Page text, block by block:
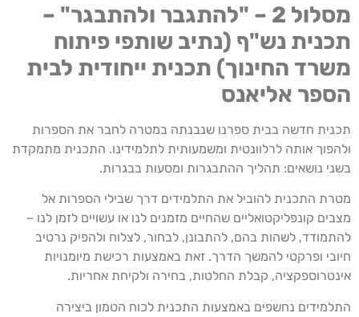
מסלול 2 – "להתגבר ולהתבגר" –
תכנית נש"ף (נתיב שותפי פיתוח
משרד החינוך) תכנית ייחודית לבית
הספר אליאנס
תכנית חדשה בבית ספרנו שנבנתה במטרה לחבר את הספרות
ולהפוך אותה לרלוונטית ומשמעותית לתלמידינו. התכנית מתמקדת
בשני נושאים: תהליך ההתבגרות ומסעות בבגרות.
מטרת התכנית להוביל את התלמידים דרך שבילי הספרות אל
מצבים קונפליקטואליים שהחיים מזמנים לנו או עשויים לזמן לנו –
להתמודד, לשהות בהם, להתבונן, לבחור, לצלוח ולהפיק נרטיב
חיובי ופרקטי להמשך הדרך. זאת באמצעות רכישת מיומנויות
אינטרוספקציה, קבלת החלטות, בחירה ולקיחת אחריות.
התלמידים נחשפים באמצעות התכנית לכוח הטמון ביצירה